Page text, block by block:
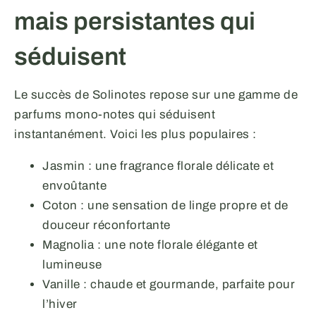
mais persistantes qui
séduisent
Le succès de Solinotes repose sur une gamme de
parfums mono-notes qui séduisent
instantanément. Voici les plus populaires :
Jasmin : une fragrance florale délicate et
envoûtante
Coton : une sensation de linge propre et de
douceur réconfortante
Magnolia : une note florale élégante et
lumineuse
Vanille : chaude et gourmande, parfaite pour
l’hiver